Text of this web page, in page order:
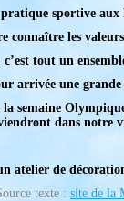
sportive aux
connaître les
tout un
arrivée une grande
dans notre
de
texte : site de la